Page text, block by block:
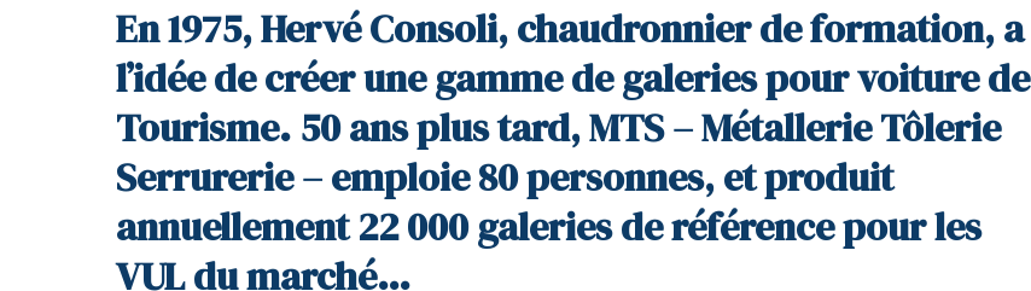
En 1975, Hervé Consoli, chaudronnier de formation, a
l’idée de créer une gamme de galeries pour voiture de
Tourisme. 50 ans plus tard, MTS – Métallerie Tôlerie
Serrurerie – emploie 80 personnes, et produit
annuellement 22 000 galeries de référence pour les
VUL du marché…